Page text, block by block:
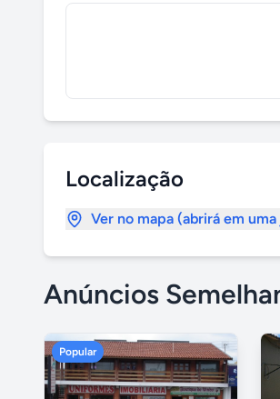
Localização
Ver no mapa (abrirá em uma
Anúncios
Popular